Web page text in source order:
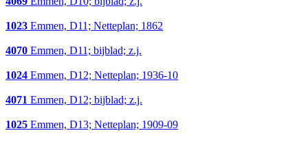
1023 Emmen, D11; Netteplan; 1862
4070 Emmen, D11; bijblad; z.j.
1024 Emmen, D12; Netteplan; 1936-10
4071 Emmen, D12; bijblad; z.j.
1025 Emmen, D13; Netteplan; 1909-09